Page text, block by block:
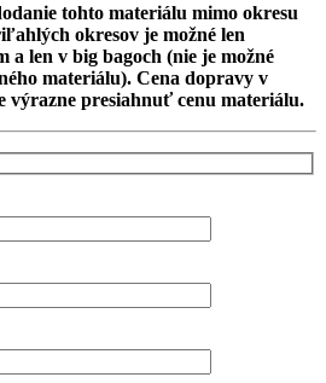
tohto materiálu mimo okresu
okresov je možné len
a len v big bagoch (nie je možné
materiálu). Cena dopravy v
výrazne presiahnuť cenu materiálu.